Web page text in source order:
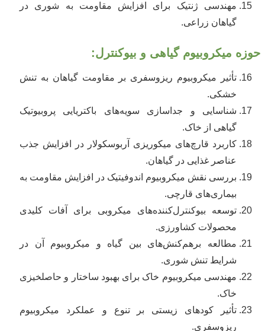
مهندسی ژنتیک برای افزایش مقاومت به شوری در
گیاهان زراعی.
حوزه میکروبیوم گیاهی و بیوکنترل:
تأثیر میکروبیوم ریزوسفری بر مقاومت گیاهان به تنش
خشکی.
شناسایی و جداسازی سویه‌های باکتریایی پروبیوتیک
گیاهی از خاک.
کاربرد قارچ‌های میکوریزی آربوسکولار در افزایش جذب
عناصر غذایی در گیاهان.
بررسی نقش میکروبیوم اندوفیتیک در افزایش مقاومت به
بیماری‌های قارچی.
توسعه بیوکنترل‌کننده‌های میکروبی برای آفات کلیدی
محصولات کشاورزی.
مطالعه برهم‌کنش‌های بین گیاه و میکروبیوم آن در
شرایط تنش شوری.
مهندسی میکروبیوم خاک برای بهبود ساختار و حاصلخیزی
خاک.
تأثیر کودهای زیستی بر تنوع و عملکرد میکروبیوم
ریزوسفری.